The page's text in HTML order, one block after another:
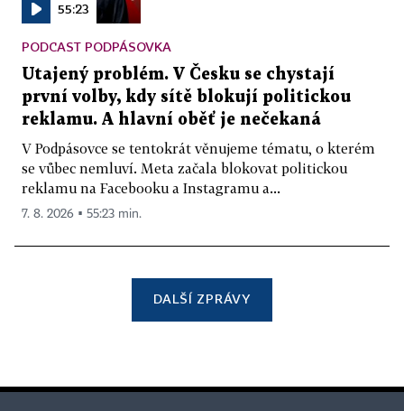
55:23
PODCAST PODPÁSOVKA
Utajený problém. V Česku se chystají
první volby, kdy sítě blokují politickou
reklamu. A hlavní oběť je nečekaná
V Podpásovce se tentokrát věnujeme tématu, o kterém
se vůbec nemluví. Meta začala blokovat politickou
reklamu na Facebooku a Instagramu a...
7. 8. 2026 ▪ 55:23 min.
DALŠÍ ZPRÁVY